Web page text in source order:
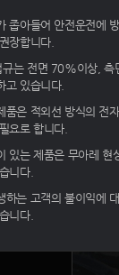
좁아들어 안전운전에
장합니다.
규는 전면 70%이상,
고 있습니다.
품은 적외선 방식의 전
요로 합니다.
있는 제품은 무아레 현
니다.
하는 고객의 불이익에
니다.